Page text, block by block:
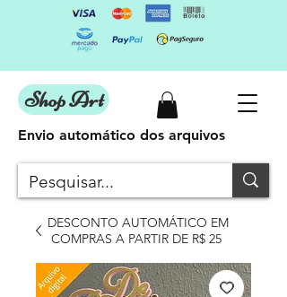
Shop Art
DESCONTO AUTOMÁTICO EM
COMPRAS A PARTIR DE R$ 25
Envio automático dos arquivos